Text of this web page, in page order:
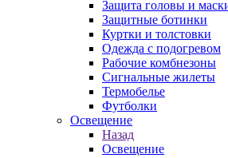
Защита головы и
Защитные ботинки
Куртки и толстовки
Одежда с подогревом
Рабочие комбнезоны
Сигнальные жилеты
Термобелье
Футболки
Освещение
Назад
Освещение